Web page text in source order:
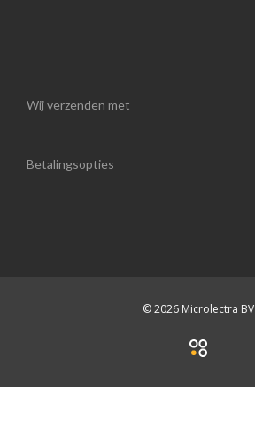
Wij verzenden met
Betalingsopties
© 2026 Microlectra BV